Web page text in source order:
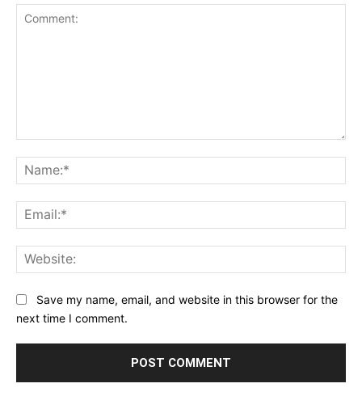
Save my name, email, and website in this browser for the
next time I comment.